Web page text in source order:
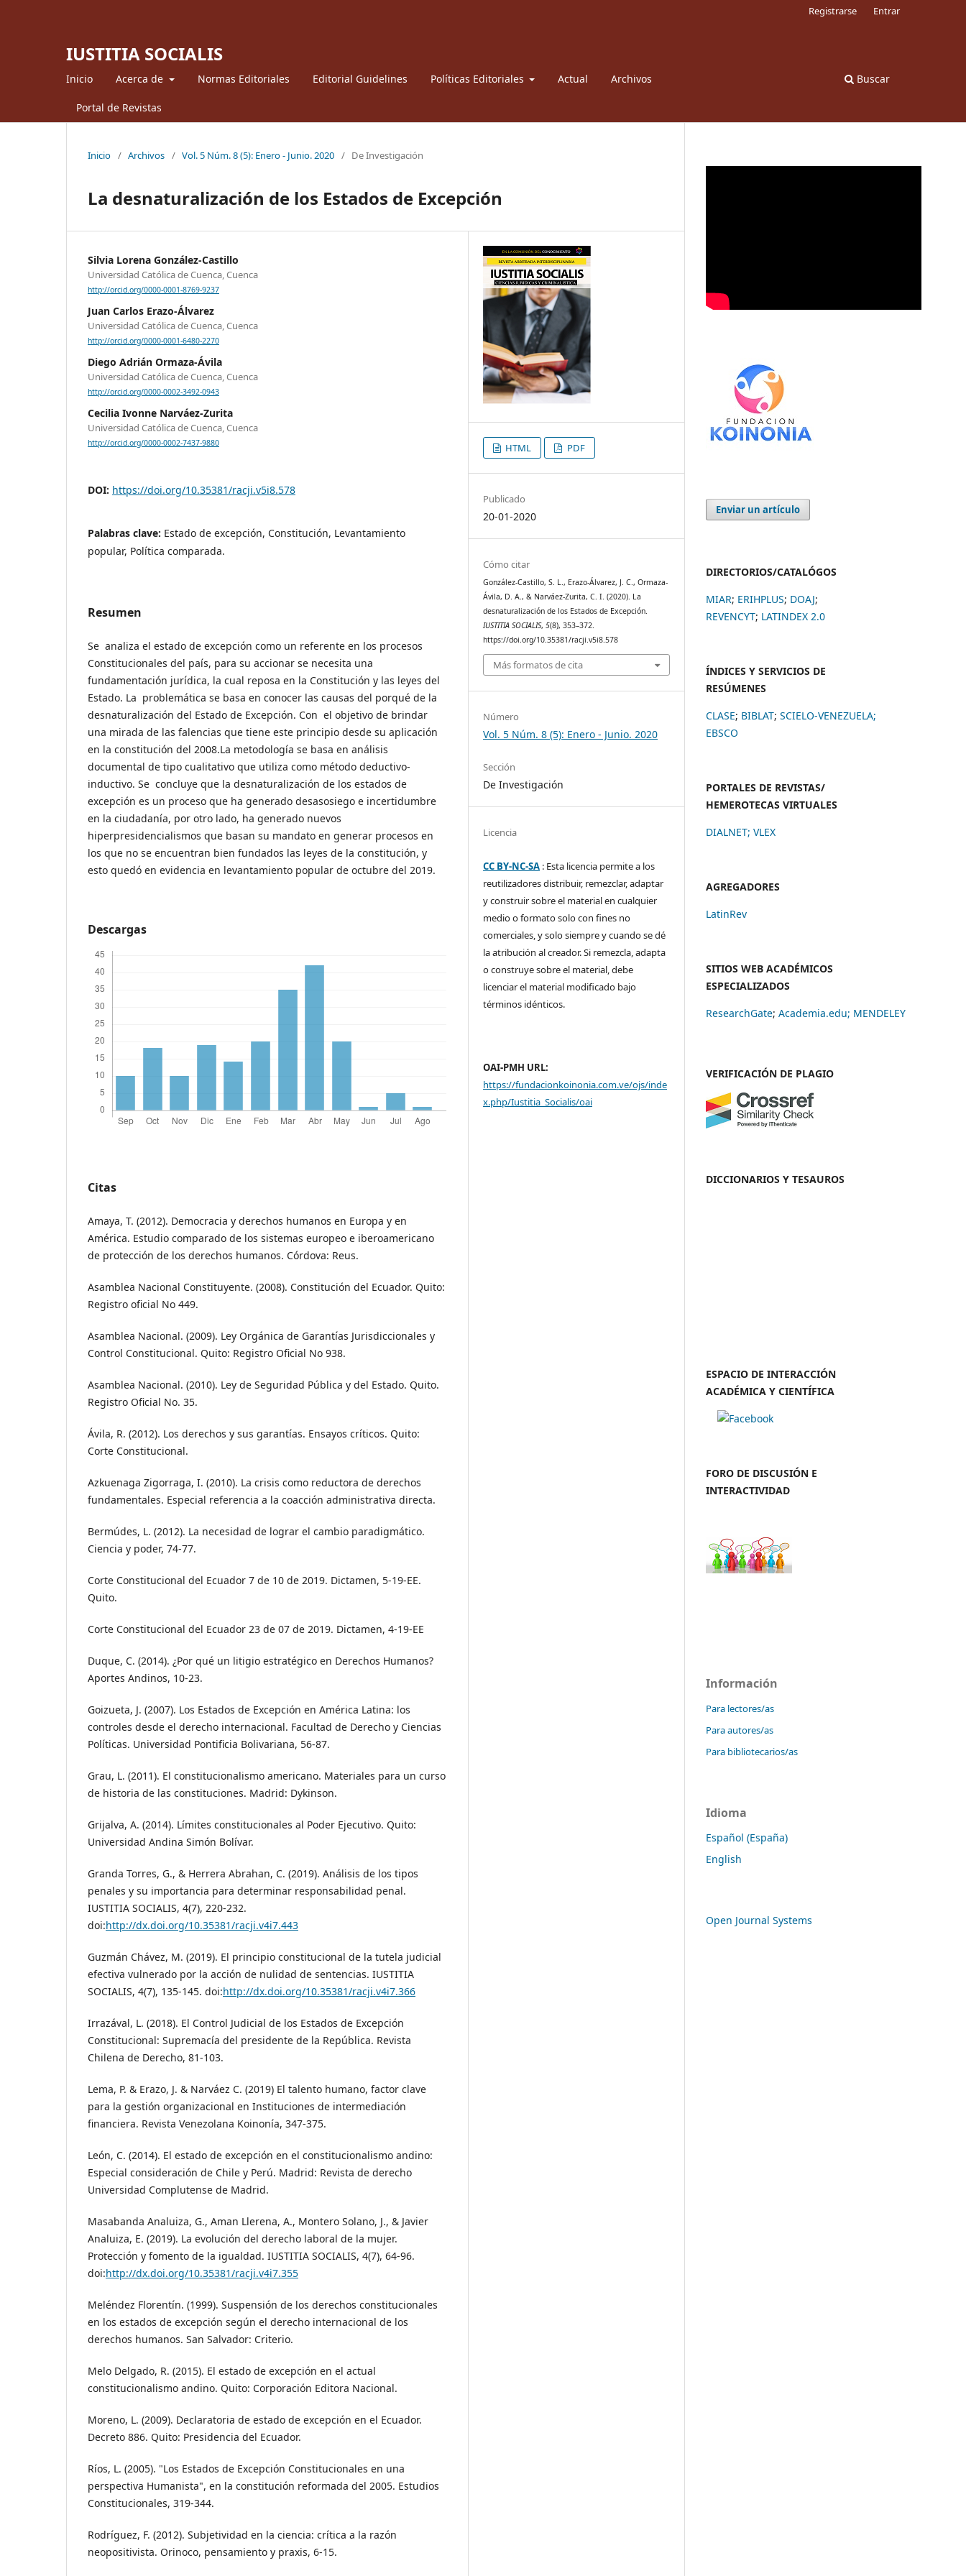
IUSTITIA SOCIALIS
Inicio Acerca de Normas Editoriales Editorial Guidelines Políticas Editoriales Actual Archivos
Portal de Revistas
Buscar
Registrarse Entrar
Inicio / Archivos / Vol. 5 Núm. 8 (5): Enero - Junio. 2020 / De Investigación
La desnaturalización de los Estados de Excepción
Silvia Lorena González-Castillo
Universidad Católica de Cuenca, Cuenca
http://orcid.org/0000-0001-8769-9237
Juan Carlos Erazo-Álvarez
Universidad Católica de Cuenca, Cuenca
http://orcid.org/0000-0001-6480-2270
Diego Adrián Ormaza-Ávila
Universidad Católica de Cuenca, Cuenca
http://orcid.org/0000-0002-3492-0943
Cecilia Ivonne Narváez-Zurita
Universidad Católica de Cuenca, Cuenca
http://orcid.org/0000-0002-7437-9880
DOI: https://doi.org/10.35381/racji.v5i8.578
Palabras clave: Estado de excepción, Constitución, Levantamiento
popular, Política comparada.
Resumen
Se analiza el estado de excepción como un referente en los procesos
Constitucionales del país, para su accionar se necesita una
fundamentación jurídica, la cual reposa en la Constitución y las leyes del
Estado. La problemática se basa en conocer las causas del porqué de la
desnaturalización del Estado de Excepción. Con el objetivo de brindar
una mirada de las falencias que tiene este principio desde su aplicación
en la constitución del 2008.La metodología se basa en análisis
documental de tipo cualitativo que utiliza como método deductivo-
inductivo. Se concluye que la desnaturalización de los estados de
excepción es un proceso que ha generado desasosiego e incertidumbre
en la ciudadanía, por otro lado, ha generado nuevos
hiperpresidencialismos que basan su mandato en generar procesos en
los que no se encuentran bien fundados las leyes de la constitución, y
esto quedó en evidencia en levantamiento popular de octubre del 2019.
Descargas
Citas
Amaya, T. (2012). Democracia y derechos humanos en Europa y en
América. Estudio comparado de los sistemas europeo e iberoamericano
de protección de los derechos humanos. Córdova: Reus.
Asamblea Nacional Constituyente. (2008). Constitución del Ecuador. Quito:
Registro oficial No 449.
Asamblea Nacional. (2009). Ley Orgánica de Garantías Jurisdiccionales y
Control Constitucional. Quito: Registro Oficial No 938.
Asamblea Nacional. (2010). Ley de Seguridad Pública y del Estado. Quito.
Registro Oficial No. 35.
Ávila, R. (2012). Los derechos y sus garantías. Ensayos críticos. Quito:
Corte Constitucional.
Azkuenaga Zigorraga, I. (2010). La crisis como reductora de derechos
fundamentales. Especial referencia a la coacción administrativa directa.
Bermúdes, L. (2012). La necesidad de lograr el cambio paradigmático.
Ciencia y poder, 74-77.
Corte Constitucional del Ecuador 7 de 10 de 2019. Dictamen, 5-19-EE.
Quito.
Corte Constitucional del Ecuador 23 de 07 de 2019. Dictamen, 4-19-EE
Duque, C. (2014). ¿Por qué un litigio estratégico en Derechos Humanos?
Aportes Andinos, 10-23.
Goizueta, J. (2007). Los Estados de Excepción en América Latina: los
controles desde el derecho internacional. Facultad de Derecho y Ciencias
Políticas. Universidad Pontificia Bolivariana, 56-87.
Grau, L. (2011). El constitucionalismo americano. Materiales para un curso
de historia de las constituciones. Madrid: Dykinson.
Grijalva, A. (2014). Límites constitucionales al Poder Ejecutivo. Quito:
Universidad Andina Simón Bolívar.
Granda Torres, G., & Herrera Abrahan, C. (2019). Análisis de los tipos
penales y su importancia para determinar responsabilidad penal.
IUSTITIA SOCIALIS, 4(7), 220-232.
doi:http://dx.doi.org/10.35381/racji.v4i7.443
Guzmán Chávez, M. (2019). El principio constitucional de la tutela judicial
efectiva vulnerado por la acción de nulidad de sentencias. IUSTITIA
SOCIALIS, 4(7), 135-145. doi:http://dx.doi.org/10.35381/racji.v4i7.366
Irrazával, L. (2018). El Control Judicial de los Estados de Excepción
Constitucional: Supremacía del presidente de la República. Revista
Chilena de Derecho, 81-103.
Lema, P. & Erazo, J. & Narváez C. (2019) El talento humano, factor clave
para la gestión organizacional en Instituciones de intermediación
financiera. Revista Venezolana Koinonía, 347-375.
León, C. (2014). El estado de excepción en el constitucionalismo andino:
Especial consideración de Chile y Perú. Madrid: Revista de derecho
Universidad Complutense de Madrid.
Masabanda Analuiza, G., Aman Llerena, A., Montero Solano, J., & Javier
Analuiza, E. (2019). La evolución del derecho laboral de la mujer.
Protección y fomento de la igualdad. IUSTITIA SOCIALIS, 4(7), 64-96.
doi:http://dx.doi.org/10.35381/racji.v4i7.355
Meléndez Florentín. (1999). Suspensión de los derechos constitucionales
en los estados de excepción según el derecho internacional de los
derechos humanos. San Salvador: Criterio.
Melo Delgado, R. (2015). El estado de excepción en el actual
constitucionalismo andino. Quito: Corporación Editora Nacional.
Moreno, L. (2009). Declaratoria de estado de excepción en el Ecuador.
Decreto 886. Quito: Presidencia del Ecuador.
Ríos, L. (2005). "Los Estados de Excepción Constitucionales en una
perspectiva Humanista", en la constitución reformada del 2005. Estudios
Constitucionales, 319-344.
Rodríguez, F. (2012). Subjetividad en la ciencia: crítica a la razón
neopositivista. Orinoco, pensamiento y praxis, 6-15.
HTML PDF
Publicado
20-01-2020
Cómo citar
González-Castillo, S. L., Erazo-Álvarez, J. C., Ormaza-
Ávila, D. A., & Narváez-Zurita, C. I. (2020). La
desnaturalización de los Estados de Excepción.
IUSTITIA SOCIALIS,5(8), 353–372.
https://doi.org/10.35381/racji.v5i8.578
Más formatos de cita
Número
Vol. 5 Núm. 8 (5): Enero - Junio. 2020
Sección
De Investigación
Licencia
CC BY-NC-SA : Esta licencia permite a los
reutilizadores distribuir, remezclar, adaptar
y construir sobre el material en cualquier
medio o formato solo con fines no
comerciales, y solo siempre y cuando se dé
la atribución al creador. Si remezcla, adapta
o construye sobre el material, debe
licenciar el material modificado bajo
términos idénticos.
OAI-PMH URL:
https://fundacionkoinonia.com.ve/ojs/inde
x.php/Iustitia_Socialis/oai
Enviar un artículo
DIRECTORIOS/CATALÓGOS
MIAR; ERIHPLUS; DOAJ;
REVENCYT; LATINDEX 2.0
ÍNDICES Y SERVICIOS DE
RESÚMENES
CLASE; BIBLAT; SCIELO-VENEZUELA;
EBSCO
PORTALES DE REVISTAS/
HEMEROTECAS VIRTUALES
DIALNET; VLEX
AGREGADORES
LatinRev
SITIOS WEB ACADÉMICOS
ESPECIALIZADOS
ResearchGate; Academia.edu; MENDELEY
VERIFICACIÓN DE PLAGIO
DICCIONARIOS Y TESAUROS
ESPACIO DE INTERACCIÓN
ACADÉMICA Y CIENTÍFICA
FORO DE DISCUSIÓN E
INTERACTIVIDAD
Información
Para lectores/as
Para autores/as
Para bibliotecarios/as
Idioma
Español (España)
English
Open Journal Systems